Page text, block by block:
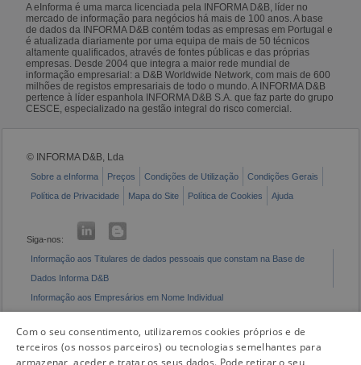
A eInforma é uma marca licenciada pela INFORMA D&B, líder no
mercado de informação para negócios há mais de 100 anos. A base
de dados da INFORMA D&B contém todas as empresas em Portugal e
é atualizada diariamente por uma equipa de mais de 50 técnicos
altamente qualificados, através de fontes públicas e das próprias
empresas. Desde 2004 que integra a maior rede mundial de
informação empresarial: a D&B Worldwide Network, com mais de 600
milhões de registos empresariais de todo o mundo. A INFORMA D&B
pertence à líder espanhola INFORMA D&B S.A. que faz parte do grupo
CESCE, especializado na gestão integral do risco comercial.
© INFORMA D&B, Lda
Sobre a eInforma Preços Condições de Utilização
Condições Gerais
Política de Privacidade
Mapa do Site Política de Cookies Ajuda
Siga-nos:
Informação aos Titulares de dados pessoais que constam na Base de
Dados Informa D&B
Informação aos Empresários em Nome Individual
Com o seu consentimento, utilizaremos cookies próprios e de
terceiros (os nossos parceiros) ou tecnologias semelhantes para
armazenar, aceder e tratar os seus dados. Pode retirar o seu